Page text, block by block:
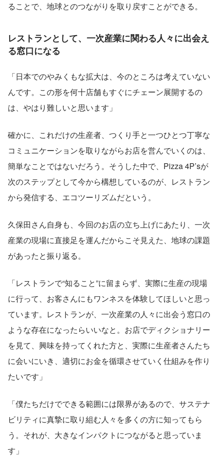
ることで、地球とのつながりを取り戻すことができる。
レストランとして、一次産業に関わる人々に出会え
る窓口になる
「日本でのやみくもな拡大は、今のところは考えていない
んです。この形を何十店舗もすぐにチェーン展開するの
は、やはり難しいと思います」
確かに、これだけの生産者、つくり手と一つひとつ丁寧な
コミュニケーションを取りながらお店を営んでいくのは、
簡単なことではないだろう。そうした中で、Pizza 4P’sが
次のステップとして今から構想しているのが、レストラン
から発信する、エコツーリズムだという。
久保田さん自身も、今回のお店の立ち上げにあたり、一次
産業の現場に直接足を運んだからこそ見えた、地球の課題
があったと振り返る。
「レストランで“知ること”に留まらず、実際に生産の現場
に行って、お客さんにもワンネスを体験してほしいと思っ
ています。レストランが、一次産業の人々に出会う窓口の
ような存在になったらいいなと。お店でディクショナリー
を見て、興味を持ってくれた方と、実際に生産者さんたち
に会いにいき、適切にお金を循環させていく仕組みを作り
たいです」
「僕たちだけでできる範囲には限界があるので、サステナ
ビリティに真摯に取り組む人々を多くの方に知ってもら
う。それが、大きなインパクトにつながると思っていま
す」